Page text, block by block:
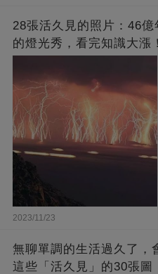
28張活久見的照片：46
的燈光秀，看完知識大漲！
2023/11/23
無聊單調的生活過久了，
這些「活久見」的30張圖